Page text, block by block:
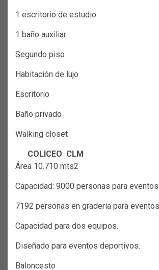
1 escritorio de estudio
1 baño auxiliar
Segundo piso
Habitación de lujo
Escritorio
Baño privado
Walking closet
COLICEO CLM
Área 10.710 mts2
Capacidad: 9000 personas para
7192 personas en gradería para
Capacidad para dos equipos.
Diseñado para eventos deportivos.
Baloncesto